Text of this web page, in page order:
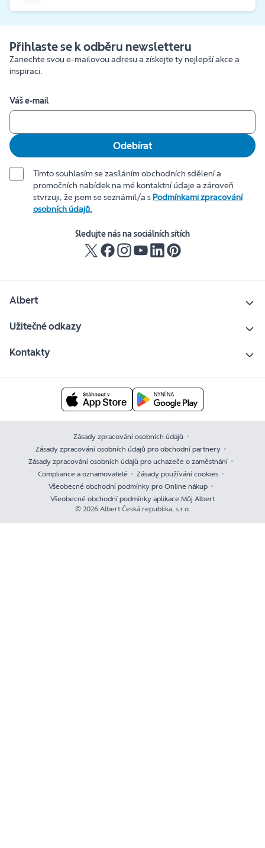
Přihlaste se k odběru newsletteru
Zanechte svou e-mailovou adresu a získejte ty nejlepší akce a
inspiraci.
Váš e-mail
Odebírat
Tímto souhlasím se zasíláním obchodních sdělení a
promočních nabídek na mé kontaktní údaje a zároveň
stvrzuji, že jsem se seznámil/a s Podmínkami zpracování
osobních údajů.
Sledujte nás na sociálních sítích
Albert
Užitečné odkazy
Kontakty
Zásady zpracování osobních údajů
Zásady zpracování osobních údajů pro obchodní partnery
Zásady zpracování osobních údajů pro uchazeče o zaměstnání
Compliance a oznamovatelé
Zásady používání cookies
Všeobecné obchodní podmínky pro Online nákup
Všeobecné obchodní podmínky aplikace Můj Albert
© 2026 Albert Česká republika, s.r.o.